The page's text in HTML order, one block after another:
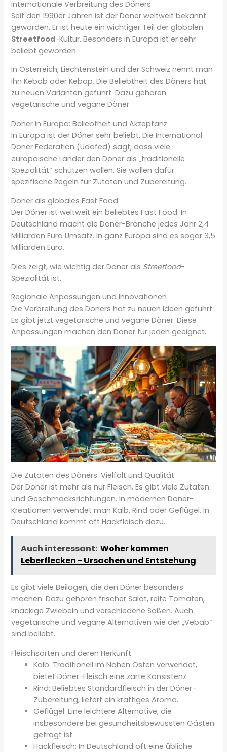
Internationale Verbreitung des Döners
Seit den 1990er Jahren ist der Döner weltweit bekannt
geworden. Er ist heute ein wichtiger Teil der globalen
Streetfood-Kultur. Besonders in Europa ist er sehr
beliebt geworden.
In Österreich, Liechtenstein und der Schweiz nennt man
ihn Kebab oder Kebap. Die Beliebtheit des Döners hat
zu neuen Varianten geführt. Dazu gehören
vegetarische und vegane Döner.
Döner in Europa: Beliebtheit und Akzeptanz
In Europa ist der Döner sehr beliebt. Die International
Doner Federation (Udofed) sagt, dass viele
europäische Länder den Döner als „traditionelle
Spezialität“ schützen wollen. Sie wollen dafür
spezifische Regeln für Zutaten und Zubereitung.
Döner als globales Fast Food
Der Döner ist weltweit ein beliebtes Fast Food. In
Deutschland macht die Döner-Branche jedes Jahr 2,4
Milliarden Euro Umsatz. In ganz Europa sind es sogar 3,5
Milliarden Euro.
Dies zeigt, wie wichtig der Döner als Streetfood-
Spezialität ist.
Regionale Anpassungen und Innovationen
Die Verbreitung des Döners hat zu neuen Ideen geführt.
Es gibt jetzt vegetarische und vegane Döner. Diese
Anpassungen machen den Döner für jeden geeignet.
Die Zutaten des Döners: Vielfalt und Qualität
Der Döner ist mehr als nur Fleisch. Es gibt viele Zutaten
und Geschmacksrichtungen. In modernen Döner-
Kreationen verwendet man Kalb, Rind oder Geflügel. In
Deutschland kommt oft Hackfleisch dazu.
Auch interessant: Woher kommen
Leberflecken - Ursachen und Entstehung
Es gibt viele Beilagen, die den Döner besonders
machen. Dazu gehören frischer Salat, reife Tomaten,
knackige Zwiebeln und verschiedene Soßen. Auch
vegetarische und vegane Alternativen wie der „Vebab“
sind beliebt.
Fleischsorten und deren Herkunft
Kalb: Traditionell im Nahen Osten verwendet,
bietet Döner-Fleisch eine zarte Konsistenz.
Rind: Beliebtes Standardfleisch in der Döner-
Zubereitung, liefert ein kräftiges Aroma.
Geflügel: Eine leichtere Alternative, die
insbesondere bei gesundheitsbewussten Gästen
gefragt ist.
Hackfleisch: In Deutschland oft eine übliche